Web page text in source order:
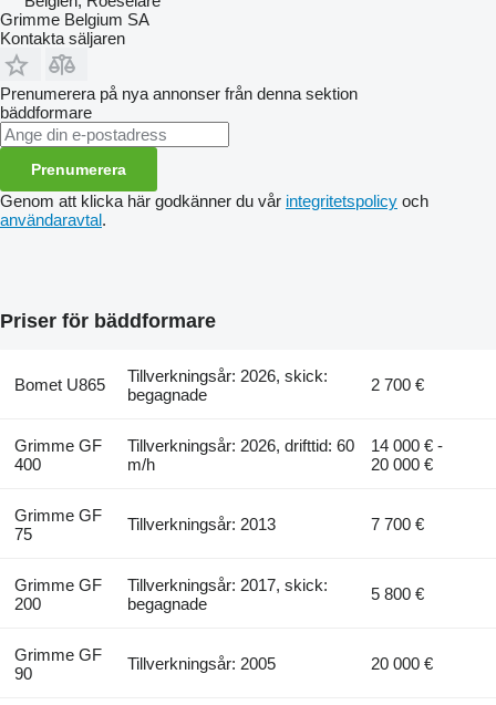
Grimme Belgium SA
Kontakta säljaren
Prenumerera på nya annonser från denna sektion
bäddformare
Prenumerera
Genom att klicka här godkänner du vår integritetspolicy och
användaravtal.
Priser för bäddformare
Bomet U865
Tillverkningsår: 2026, skick:
begagnade
2 700 €
Grimme GF
400
Tillverkningsår: 2026, drifttid: 60
m/h
14 000 € -
20 000 €
Grimme GF
75
Tillverkningsår: 2013 7 700 €
Grimme GF
200
Tillverkningsår: 2017, skick:
begagnade
5 800 €
Grimme GF
90
Tillverkningsår: 2005 20 000 €